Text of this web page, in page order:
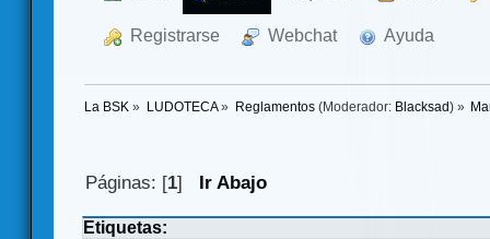
Registrarse Webchat Ayuda
La BSK » LUDOTECA» Reglamentos(Moderador: Blacksad ) »
Páginas: [1] Ir Abajo
Etiquetas: